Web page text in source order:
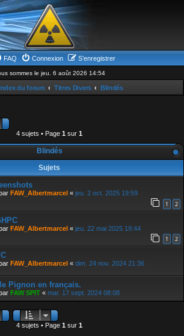
FAQ Connexion S’enregistrer
sommes le jeu. 6 août 2026 14:54
du forum Titres Divers Blindés
4 sujets • Page 1 sur 1
Blindés
Sujets
FAW_Albertmarcel « jeu. 2 oct. 2025 19:59
1 2
FAW_Albertmarcel « jeu. 22 mai 2025 19:44
1 2
FAW_Albertmarcel « dim. 24 nov. 2024 21:36
Pignon en français.
FAW SPIT « mar. 17 sept. 2024 08:08
4 sujets • Page 1 sur 1